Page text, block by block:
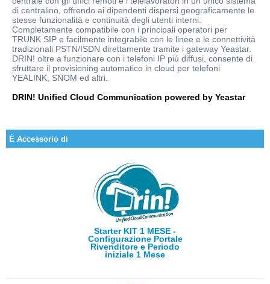
di centralino, offrendo ai dipendenti dispersi geograficamente le
stesse funzionalità e continuità degli utenti interni.
Completamente compatibile con i principali operatori per
TRUNK SIP e facilmente integrabile con le linee e le connettività
tradizionali PSTN/ISDN direttamente tramite i gateway Yeastar.
DRIN! oltre a funzionare con i telefoni IP più diffusi, consente di
sfruttare il provisioning automatico in cloud per telefoni
YEALINK, SNOM ed altri.
DRIN! Unified Cloud Communication powered by Yeastar
È Accessorio di
Starter KIT 1 MESE -
Configurazione Portale
Rivenditore e Periodo
iniziale 1 Mese